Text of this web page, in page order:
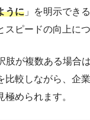
うに 」を明示でき
スピードの向上に
肢が複数ある場合
比較しながら、企
極められます。